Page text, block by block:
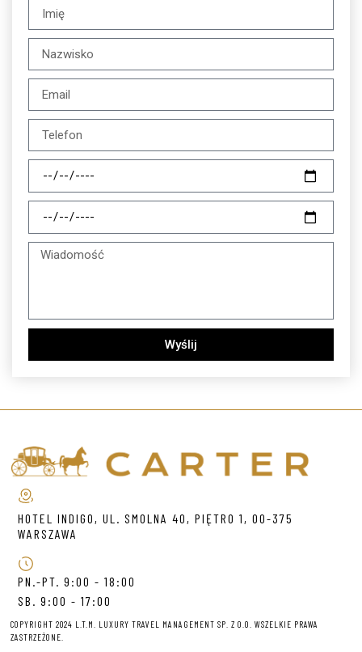
Wyślij
HOTEL INDIGO, UL. SMOLNA 40, PIĘTRO 1, 00-375
WARSZAWA
PN.-PT. 9:00 - 18:00
SB. 9:00 - 17:00
COPYRIGHT 2024 L.T.M. LUXURY TRAVEL MANAGEMENT SP. Z O.O. WSZELKIE PRAWA
ZASTRZEŻONE.